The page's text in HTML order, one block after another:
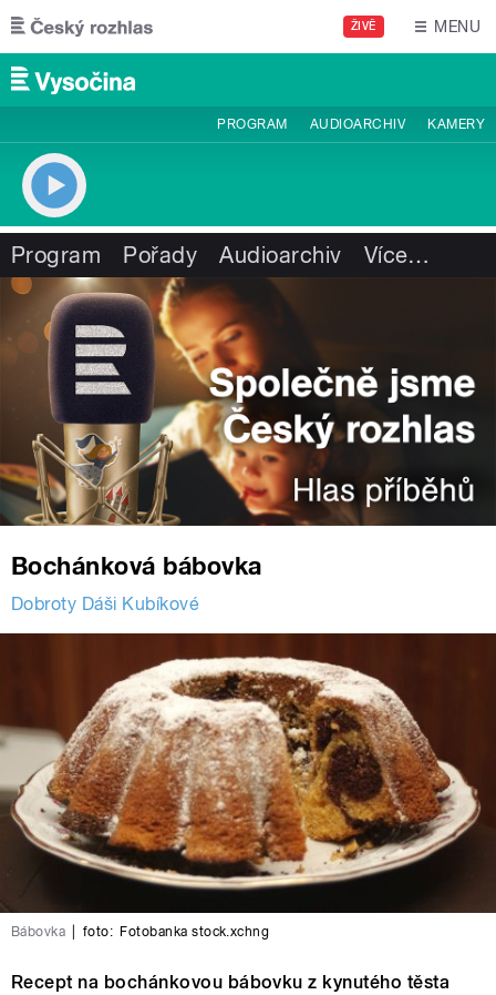
Přejít k hlavnímu obsahu
ŽIVĚ MENU
PROGRAM AUDIOARCHIV KAMERY
Program Pořady Audioarchiv Více…
Bochánková bábovka
Dobroty Dáši Kubíkové
Bábovka foto: Fotobanka stock.xchng
Recept na bochánkovou bábovku z kynutého těsta